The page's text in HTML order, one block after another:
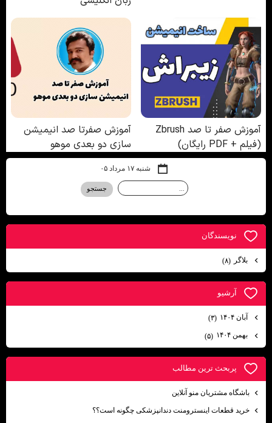
شنبه ۱۷ مرداد ۰۵
نويسندگان
بلاگر (۸)
آرشيو
آبان ۱۴۰۴
(۳)
بهمن ۱۴۰۴
(۵)
پربحث ترين مطالب
باشگاه مشتریان منو آنلاین
خرید قطعات اینسترومنت دندانپزشکی چگونه است؟؟